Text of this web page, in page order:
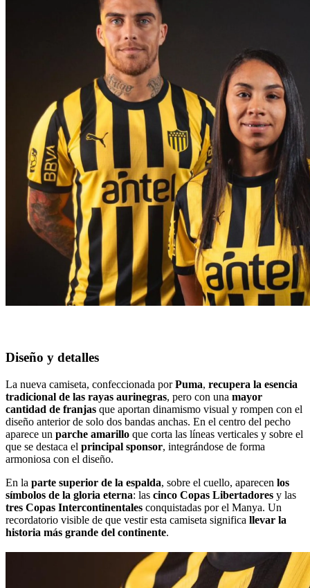
Diseño y detalles
La nueva camiseta, confeccionada porPuma, recupera la esencia
tradicional de las rayas aurinegras, pero con una mayor
cantidad de franjas que aportan dinamismo visual y rompen con el
diseño anterior de solo dos bandas anchas. En el centro del pecho
aparece un parche amarillo que corta las líneas verticales y sobre el
que se destaca el principal sponsor, integrándose de forma
armoniosa con el diseño.
En la parte superior de la espalda, sobre el cuello, aparecen los
símbolos de la gloria eterna: las cinco Copas Libertadores y las
tres Copas Intercontinentales conquistadas por el Manya. Un
recordatorio visible de que vestir esta camiseta significa llevar la
historia más grande del continente.